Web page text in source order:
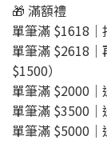
🎁 滿額禮
單筆滿 $1618｜
單筆滿 $2618
$1500）
單筆滿 $2000
單筆滿 $3500
單筆滿 $5000